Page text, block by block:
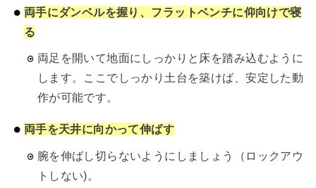
両手にダンベルを握り、フラットベンチに仰向けで寝
る
両足を開いて地面にしっかりと床を踏み込むように
します。ここでしっかり土台を築けば、安定した動
作が可能です。
両手を天井に向かって伸ばす
腕を伸ばし切らないようにしましょう（ロックアウ
トしない)。